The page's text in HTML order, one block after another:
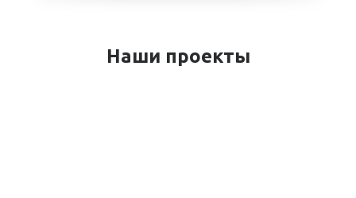
Наши проекты